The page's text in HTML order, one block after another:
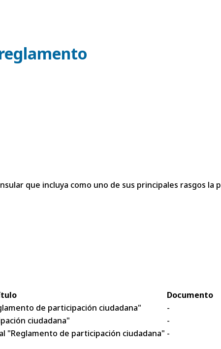
que incluya como uno de sus principales rasgos la
Documento
de participación ciudadana"
-
ciudadana"
-
"Reglamento de participación ciudadana" -